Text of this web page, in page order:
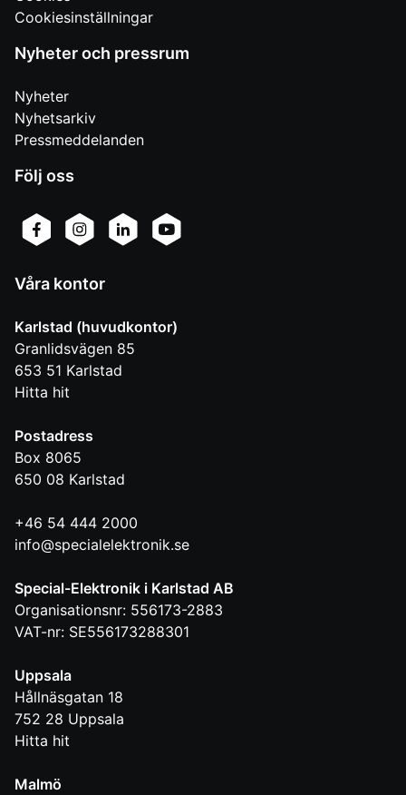
Cookiesinställningar
Nyheter och pressrum
Nyheter
Nyhetsarkiv
Pressmeddelanden
Följ oss
Våra kontor
Karlstad (huvudkontor)
Granlidsvägen 85
653 51 Karlstad
Hitta hit
Postadress
Box 8065
650 08 Karlstad
+46 54 444 2000
info@specialelektronik.se
Special-Elektronik i Karlstad AB
Organisationsnr: 556173-2883
VAT-nr: SE556173288301
Uppsala
Hållnäsgatan 18
752 28 Uppsala
Hitta hit
Malmö